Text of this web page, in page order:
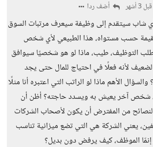
قبل 3 أشهر أضف ردا
شاب سيتقدم إلى وظيفة سيعرف مرتبات السوق
حسب مستواه، هذا الطبيعي لأي شخص
التوظيف، طيب، ماذا لو هو شخصيًا سيوافق
لأنه فعلًا في احتياج للمال حتى يجد
الأهم ماذا لو الراتب التي اعتبره أنا مثلًا
شخص آخر يعيش به ويسدد حاجته؟ أظن أن
من المفترض أن يكون لأصحاب الشركات
يعني الشركة هي التي تضع ميزانية تناسب
إنمّا الموظف، كيف يرفض دون بديل؟